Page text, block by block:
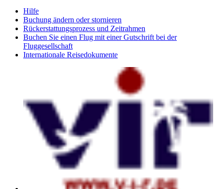
Hilfe
Buchung ändern oder stornieren
Rückerstattungsprozess und Zeitrahmen
Buchen Sie einen Flug mit einer Gutschrift bei der
Fluggesellschaft
Internationale Reisedokumente